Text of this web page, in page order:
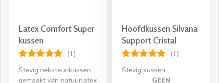
Latex Comfort Super
kussen
(1)
Stevig neksteunkussen
gemaakt van natuurlatex
Hoofdkussen Silvana
Support Cristal
(1)
Stevig kussen
GEEN